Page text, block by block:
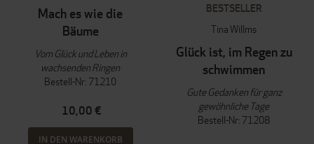
Mach es wie die
Bäume
Vom Glück und Leben in
wachsenden Ringen
Bestell-Nr: 71210
10,00 €
IN DEN WARENKORB
BESTSELLER
Tina Willms
Glück ist, im Regen zu
schwimmen
Gute Gedanken für ganz
gewöhnliche Tage
Bestell-Nr: 71208